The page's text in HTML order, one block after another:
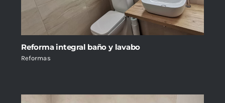
Reforma integral baño y lavabo
Reformas